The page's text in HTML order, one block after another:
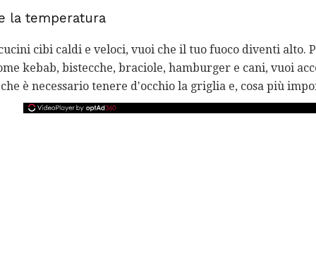
la temperatura
cibi caldi e veloci, vuoi che il tuo fuoco diventi alto.
kebab, bistecche, braciole, hamburger e cani, vuoi
è necessario tenere d'occhio la griglia e, cosa più